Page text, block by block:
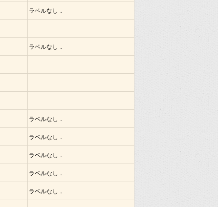
ラベルなし．
ラベルなし．
ラベルなし．
ラベルなし．
ラベルなし．
ラベルなし．
ラベルなし．